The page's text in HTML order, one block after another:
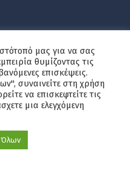
00
μας για να σας
θυμίζοντας τις
επισκέψεις.
συναινείτε στη χρήση
να επισκεφτείτε τις
μια ελεγχόμενη
Όλων